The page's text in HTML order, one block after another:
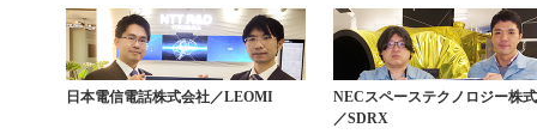
日本電信電話株式会社／LEOMI
NECスペーステクノロジー株
／SDRX